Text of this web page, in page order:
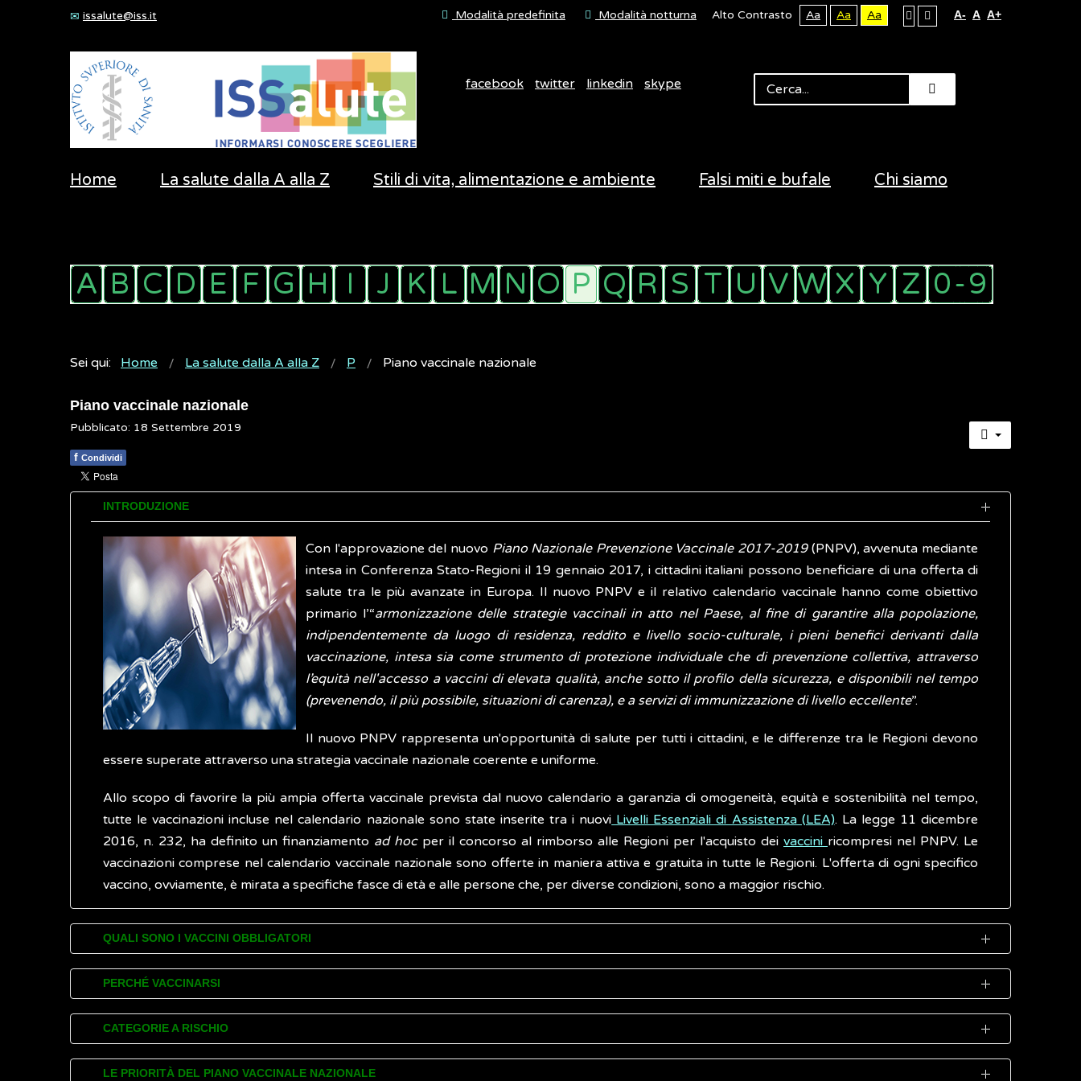
issalute@iss.it Modalità predefinita Modalità notturna Alto Contrasto Aa Aa Aa A- A A+
facebook twitter linkedin skype
Home La salute dalla A alla Z Stili di vita, alimentazione e ambiente Falsi miti e bufale Chi siamo
Sei qui: Home La salute dalla A alla Z P Piano vaccinale nazionale
Piano vaccinale nazionale
Pubblicato: 18 Settembre 2019
f Condividi
INTRODUZIONE
Con l'approvazione del nuovo Piano Nazionale Prevenzione Vaccinale 2017-2019(PNPV), avvenuta mediante
intesa in Conferenza Stato-Regioni il 19 gennaio 2017, i cittadini italiani possono beneficiare di una offerta di
salute tra le più avanzate in Europa. Il nuovo PNPV e il relativo calendario vaccinale hanno come obiettivo
primario l’“armonizzazione delle strategie vaccinali in atto nel Paese, al fine di garantire alla popolazione,
indipendentemente da luogo di residenza, reddito e livello socio-culturale, i pieni benefici derivanti dalla
vaccinazione, intesa sia come strumento di protezione individuale che di prevenzione collettiva, attraverso
l’equità nell'accesso a vaccini di elevata qualità, anche sotto il profilo della sicurezza, e disponibili nel tempo
(prevenendo, il più possibile, situazioni di carenza), e a servizi di immunizzazione di livello eccellente”.
Il nuovo PNPV rappresenta un'opportunità di salute per tutti i cittadini, e le differenze tra le Regioni devono
essere superate attraverso una strategia vaccinale nazionale coerente e uniforme.
Allo scopo di favorire la più ampia offerta vaccinale prevista dal nuovo calendario a garanzia di omogeneità, equità e sostenibilità nel tempo,
tutte le vaccinazioni incluse nel calendario nazionale sono state inserite tra i nuovi Livelli Essenziali di Assistenza (LEA). La legge 11 dicembre
2016, n. 232, ha definito un finanziamento ad hocper il concorso al rimborso alle Regioni per l'acquisto dei vaccini ricompresi nel PNPV. Le
vaccinazioni comprese nel calendario vaccinale nazionale sono offerte in maniera attiva e gratuita in tutte le Regioni. L'offerta di ogni specifico
vaccino, ovviamente, è mirata a specifiche fasce di età e alle persone che, per diverse condizioni, sono a maggior rischio.
QUALI SONO I VACCINI OBBLIGATORI
Il diritto alla vaccinazione gratuita è legato al calendario vaccinale del Piano Nazionale Prevenzione Vaccinale (PNPV). Nel calendario vengono
definite le fasce di età in cui ivaccinidevono essere offerti attivamente e gratuitamente dalle ASL alla popolazione. Il Piano prevede non solo la
somministrazione del vaccino, ma anche altre componenti funzionali al raggiungimento dei risultati (anagrafi vaccinali, monitoraggio delle
coperture vaccinali e eventi avversi, valutazione dei programmi vaccinali), e la modalità di offerta vaccinale secondo le buone pratiche vaccinali.
Tra iLivelli Essenziali di Assistenza (LEA)vengono anche citati come necessari gli interventi di comunicazione e informazione per operatori
PERCHÉ VACCINARSI
disposizione della sanità pubblica: è soprattutto grazie alla vaccinazione che nel 1980 il vaiolo è stato dichiarato eradicato a livello mondiale e che
CATEGORIE A RISCHIO
Secondo il Piano Nazionale Prevenzione Vaccinale 2017-2019 (PNPV) la categoria dei gruppi di popolazione a rischio per malattia è costituita da
LE PRIORITÀ DEL PIANO VACCINALE NAZIONALE